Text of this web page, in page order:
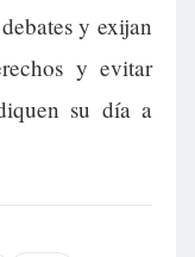
y exijan
y evitar
su día a